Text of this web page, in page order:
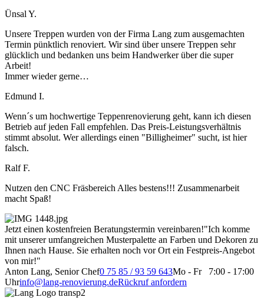
Ünsal Y.
Unsere Treppen wurden von der Firma Lang zum ausgemachten
Termin pünktlich renoviert. Wir sind über unsere Treppen sehr
glücklich und bedanken uns beim Handwerker über die super
Arbeit!
Immer wieder gerne…
Edmund I.
Wenn´s um hochwertige Teppenrenovierung geht, kann ich diesen
Betrieb auf jeden Fall empfehlen. Das Preis-Leistungsverhältnis
stimmt absolut. Wer allerdings einen "Billigheimer" sucht, ist hier
falsch.
Ralf F.
Nutzen den CNC Fräsbereich Alles bestens!!! Zusammenarbeit
macht Spaß!
Jetzt einen kostenfreien Beratungstermin vereinbaren!"Ich komme
mit unserer umfangreichen Musterpalette an Farben und Dekoren zu
Ihnen nach Hause. Sie erhalten noch vor Ort ein Festpreis-Angebot
von mir!"
Anton Lang, Senior Chef0 75 85 / 93 59 643Mo - Fr 7:00 - 17:00
Uhrinfo@lang-renovierung.deRückruf anfordern